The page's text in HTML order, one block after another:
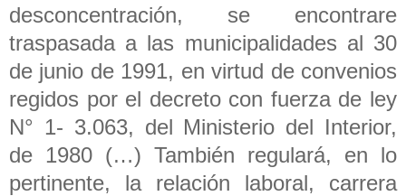
desconcentración, se encontrare
traspasada a las municipalidades al 30
de junio de 1991, en virtud de convenios
regidos por el decreto con fuerza de ley
N° 1- 3.063, del Ministerio del Interior,
de 1980 (…) También regulará, en lo
pertinente, la relación laboral, carrera